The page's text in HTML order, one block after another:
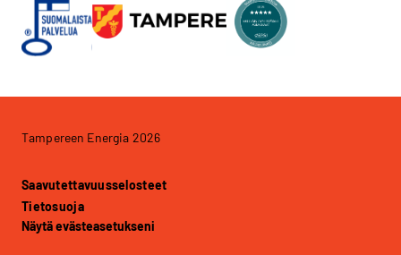
Tampereen Energia 2026
Saavutettavuusselosteet
Tietosuoja
Näytä evästeasetukseni